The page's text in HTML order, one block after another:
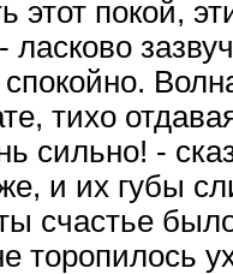
этот покой,
тихо
сильно! -
и их губы
счастье
торопилось